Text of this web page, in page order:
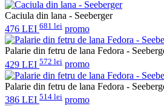
Caciula din lana - Seeberger
476 LEI 681 lei promo
Palarie din fetru de lana Fedora -
429 LEI 572 lei promo
Palarie din fetru de lana Fedora -
386 LEI 514 lei promo